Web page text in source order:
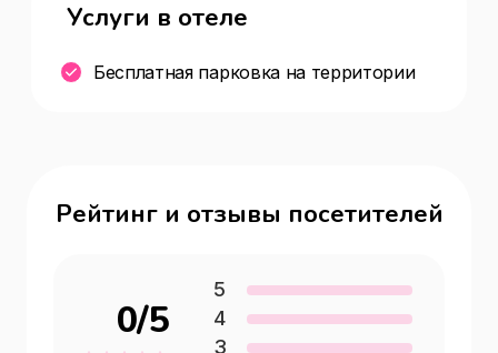
Услуги в отеле
Бесплатная парковка на территории
Рейтинг и отзывы посетителей
0/5
5
4
3